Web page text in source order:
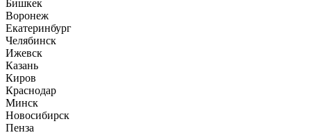
Бишкек
Воронеж
Екатеринбург
Челябинск
Ижевск
Казань
Киров
Краснодар
Минск
Новосибирск
Пенза